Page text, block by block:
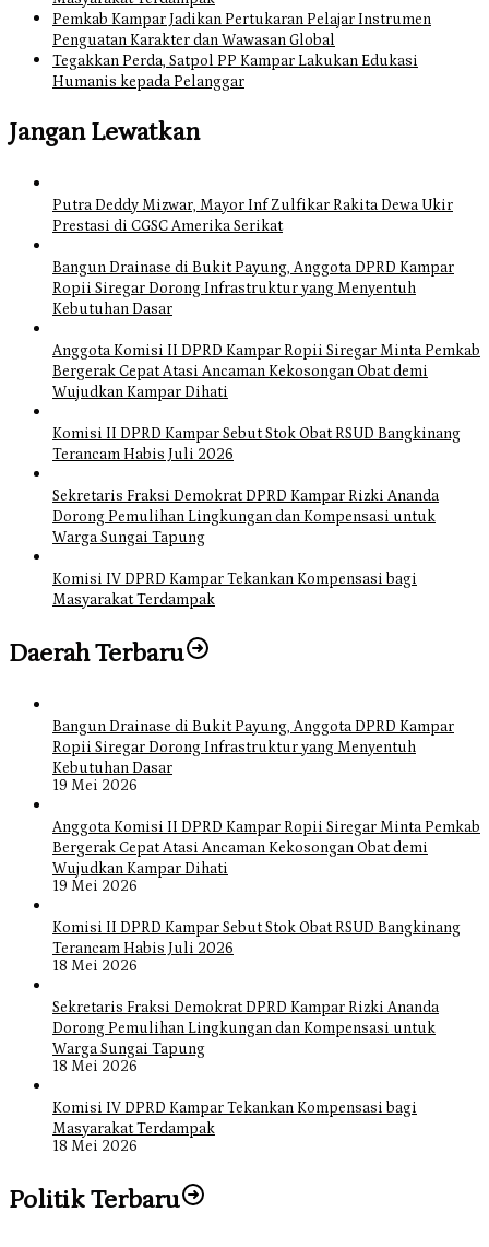
Pemkab Kampar Jadikan Pertukaran Pelajar Instrumen
Penguatan Karakter dan Wawasan Global
Tegakkan Perda, Satpol PP Kampar Lakukan Edukasi
Humanis kepada Pelanggar
Jangan Lewatkan
Putra Deddy Mizwar, Mayor Inf Zulfikar Rakita Dewa Ukir
Prestasi di CGSC Amerika Serikat
Bangun Drainase di Bukit Payung, Anggota DPRD Kampar
Ropii Siregar Dorong Infrastruktur yang Menyentuh
Kebutuhan Dasar
Anggota Komisi II DPRD Kampar Ropii Siregar Minta Pemkab
Bergerak Cepat Atasi Ancaman Kekosongan Obat demi
Wujudkan Kampar Dihati
Komisi II DPRD Kampar Sebut Stok Obat RSUD Bangkinang
Terancam Habis Juli 2026
Sekretaris Fraksi Demokrat DPRD Kampar Rizki Ananda
Dorong Pemulihan Lingkungan dan Kompensasi untuk
Warga Sungai Tapung
Komisi IV DPRD Kampar Tekankan Kompensasi bagi
Masyarakat Terdampak
Daerah Terbaru
Bangun Drainase di Bukit Payung, Anggota DPRD Kampar
Ropii Siregar Dorong Infrastruktur yang Menyentuh
Kebutuhan Dasar
19 Mei 2026
Anggota Komisi II DPRD Kampar Ropii Siregar Minta Pemkab
Bergerak Cepat Atasi Ancaman Kekosongan Obat demi
Wujudkan Kampar Dihati
19 Mei 2026
Komisi II DPRD Kampar Sebut Stok Obat RSUD Bangkinang
Terancam Habis Juli 2026
18 Mei 2026
Sekretaris Fraksi Demokrat DPRD Kampar Rizki Ananda
Dorong Pemulihan Lingkungan dan Kompensasi untuk
Warga Sungai Tapung
18 Mei 2026
Komisi IV DPRD Kampar Tekankan Kompensasi bagi
Masyarakat Terdampak
18 Mei 2026
Politik Terbaru